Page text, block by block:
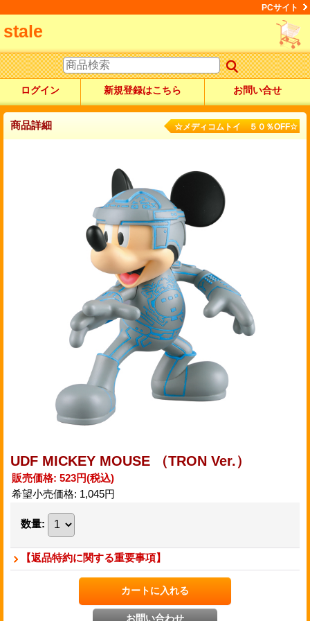
PCサイト
stale
ログイン 新規登録はこちら お問い合せ
商品詳細 ☆メディコムトイ ５０％OFF☆
UDF MICKEY MOUSE （TRON Ver.）
販売価格: 523円(税込)
希望小売価格: 1,045円
数量:
【返品特約に関する重要事項】